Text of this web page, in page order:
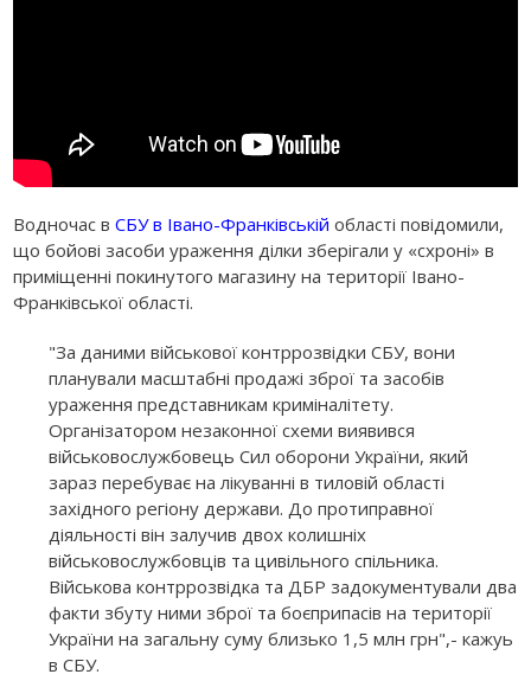
Водночас вСБУ в Івано-Франківській області повідомили,
що бойові засоби ураження ділки зберігали у «схроні» в
приміщенні покинутого магазину на території Івано-
Франківської області.
"За даними військової контррозвідки СБУ, вони
планували масштабні продажі зброї та засобів
ураження представникам криміналітету.
Організатором незаконної схеми виявився
військовослужбовець Сил оборони України, який
зараз перебуває на лікуванні в тиловій області
західного регіону держави. До протиправної
діяльності він залучив двох колишніх
військовослужбовців та цивільного спільника.
Військова контррозвідка та ДБР задокументували два
факти збуту ними зброї та боєприпасів на території
України на загальну суму близько 1,5 млн грн",- кажуь
в СБУ.